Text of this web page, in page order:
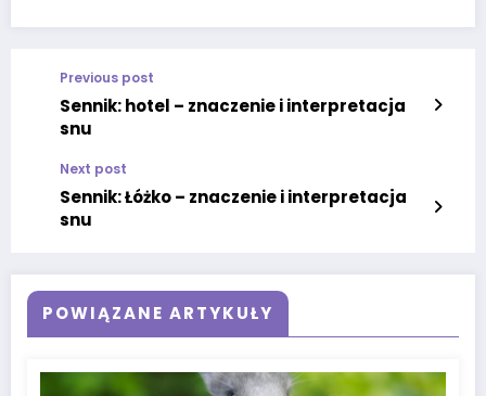
Previous post
Sennik: hotel – znaczenie i interpretacja
snu
Next post
Sennik: Łóżko – znaczenie i interpretacja
snu
POWIĄZANE ARTYKUŁY